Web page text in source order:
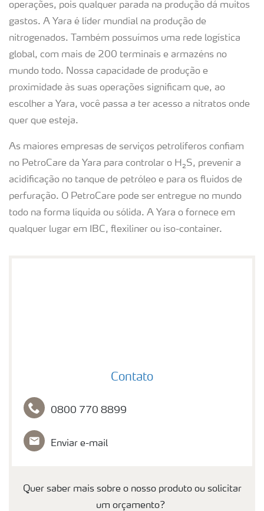
operações, pois qualquer parada na produção dá muitos
gastos. A Yara é líder mundial na produção de
nitrogenados. Também possuímos uma rede logística
global, com mais de 200 terminais e armazéns no
mundo todo. Nossa capacidade de produção e
proximidade às suas operações significam que, ao
escolher a Yara, você passa a ter acesso a nitratos onde
quer que esteja.
As maiores empresas de serviços petrolíferos confiam
no PetroCare da Yara para controlar o H₂S, prevenir a
acidificação no tanque de petróleo e para os fluidos de
perfuração. O PetroCare pode ser entregue no mundo
todo na forma líquida ou sólida. A Yara o fornece em
qualquer lugar em IBC, flexiliner ou iso-container.
Contato
0800 770 8899
Enviar e-mail
Quer saber mais sobre o nosso produto ou solicitar
um orçamento?